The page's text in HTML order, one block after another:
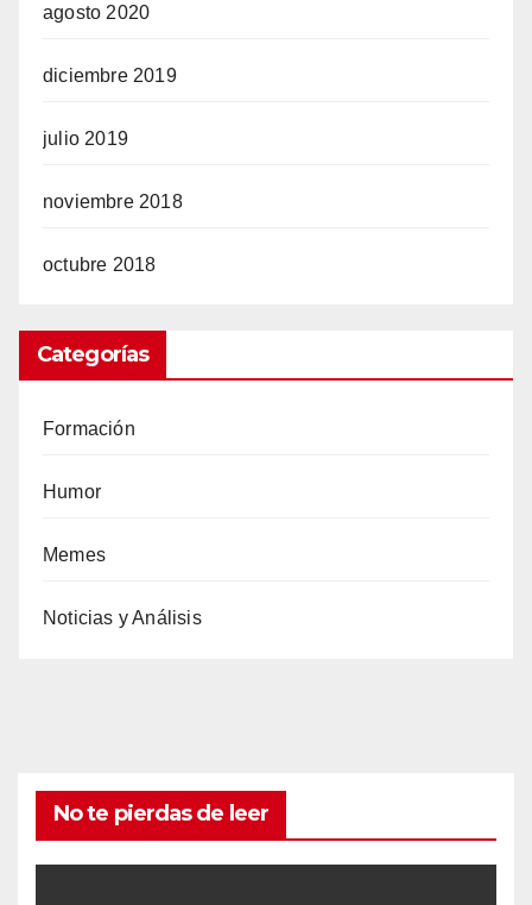
agosto 2020
diciembre 2019
julio 2019
noviembre 2018
octubre 2018
Categorías
Formación
Humor
Memes
Noticias y Análisis
No te pierdas de leer